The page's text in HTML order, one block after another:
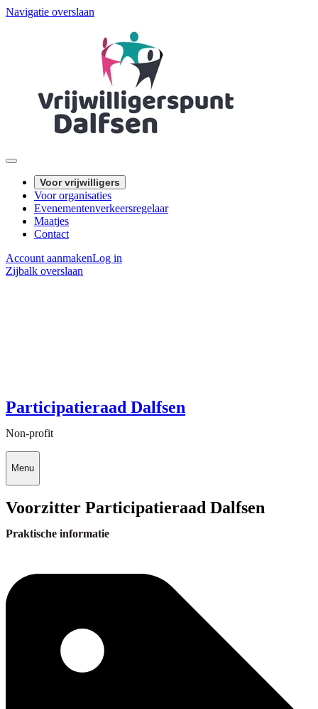
Navigatie overslaan
Voor vrijwilligers
Voor organisaties
Evenementenverkeersregelaar
Maatjes
Contact
Account aanmakenLog in
Zijbalk overslaan
Participatieraad Dalfsen
Non-profit
Menu
Voorzitter Participatieraad Dalfsen
Praktische informatie